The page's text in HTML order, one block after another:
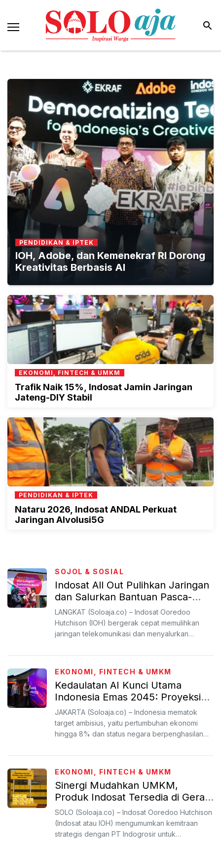
PENDIDIKAN & IPTEK
IOH, Adobe, dan Kemenekraf RI Dorong
Kreativitas Berbasis AI
EKONOMI, FINTECH & UMKM
Trafik Naik 15%, Indosat Jamin Jaringan
Jateng-DIY Stabil
PENDIDIKAN & IPTEK
Nataru 2026, Indosat ANDAL Perkuat
Jaringan AIvolusi5G
SOJOL & SOSIAL
Indosat All Out Pulihkan Jaringan
dan Salurkan Bantuan Pasca-
Banjir Sumatera
LANGKAT (Soloaja.co) – Indosat Ooredoo
Hutchison (IOH) bergerak cepat memulihkan
jaringan telekomunikasi dan menyalurkan
EKONOMI, FINTECH & UMKM
Kedaulatan AI Kunci Utama
Indonesia Emas 2045: Proyeksi
PDB Tambah USD 140 Miliar
JAKARTA (Soloaja.co) – Indonesia mematok
target ambisius, yaitu pertumbuhan ekonomi
hingga 8% dan status negara berpenghasilan
EKONOMI, FINTECH & UMKM
Sinergi Mudahkan UMKM,
Produk Indosat Tersedia di Gerai
Indogrosir
SOLO (Soloaja.co) – Indosat Ooredoo Hutchison
(Indosat atau IOH) mengumumkan kemitraan
strategis dengan PT Indogrosir untuk